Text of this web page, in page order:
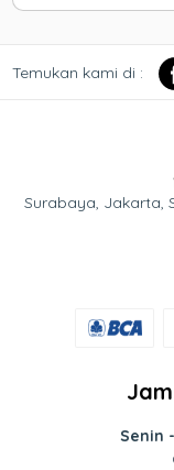
Temukan kami di :
Surabaya, Jakarta,
Senin